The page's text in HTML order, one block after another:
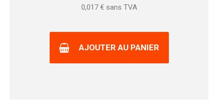
0,017€ sans TVA
AJOUTER AU PANIER